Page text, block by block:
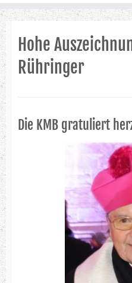
Hohe
Rühringer
Die KMB gratuliert